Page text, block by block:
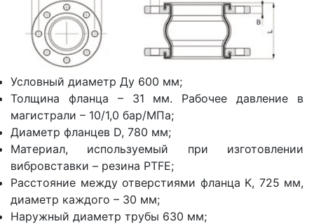
Условный диаметр Ду 600 мм;
Толщина фланца – 31 мм. Рабочее давление в
магистрали – 10/1,0 бар/МПа;
Диаметр фланцев D, 780 мм;
Материал, используемый при изготовлении
вибровставки – резина PTFE;
Расстояние между отверстиями фланца K, 725 мм,
диаметр каждого – 30 мм;
Наружный диаметр трубы 630 мм;